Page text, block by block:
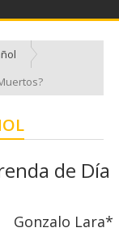
de Día
Gonzalo Lara*